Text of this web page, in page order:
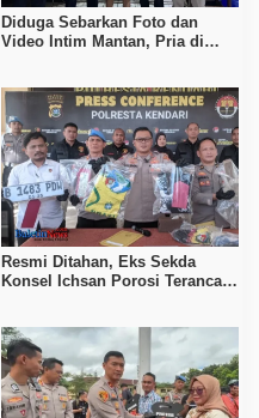
Diduga Sebarkan Foto dan
Video Intim Mantan, Pria di
Resmi Ditahan, Eks Sekda
Konsel Ichsan Porosi Terancam